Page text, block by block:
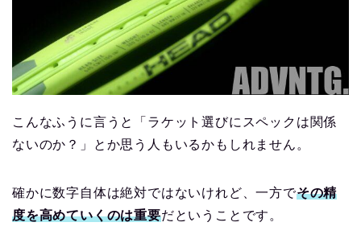
こんなふうに言うと「ラケット選びにスペックは関係
ないのか？」とか思う人もいるかもしれません。
確かに数字自体は絶対ではないけれど、一方でその精
度を高めていくのは重要だということです。